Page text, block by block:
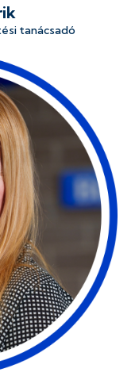
tanácsadó